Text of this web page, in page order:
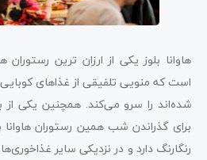
هاوانا بلوز یکی از ارزان ترین
است که منویی تلفیقی از غذاهای
شده‌اند را سرو می‌کند. همچنین یکی از
برای گذراندن شب همین رستوران هاوانا
رنگارنگ دارد و در نزدیکی سایر